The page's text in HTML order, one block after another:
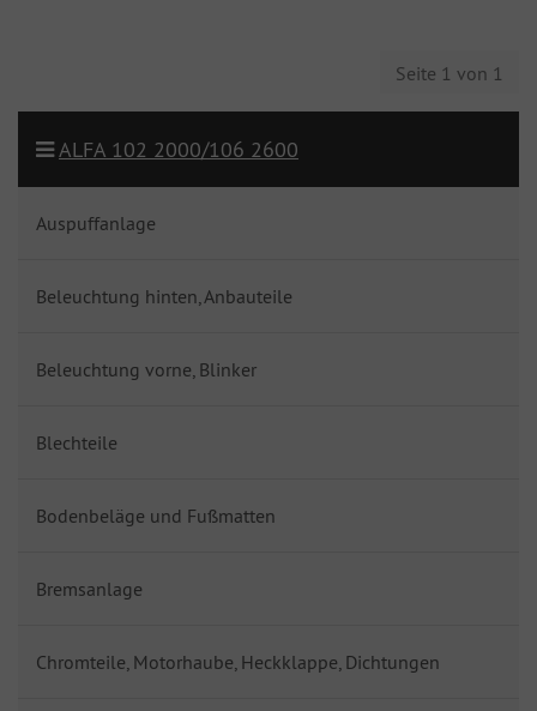
Seite 1 von 1
ALFA 102 2000/106 2600
Auspuffanlage
Beleuchtung hinten, Anbauteile
Beleuchtung vorne, Blinker
Blechteile
Bodenbeläge und Fußmatten
Bremsanlage
Chromteile, Motorhaube, Heckklappe, Dichtungen